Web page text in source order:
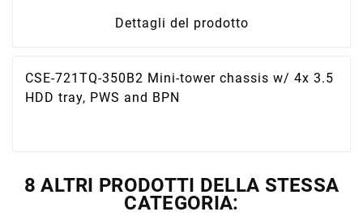
Dettagli del prodotto
CSE-721TQ-350B2 Mini-tower chassis w/ 4x 3.5
HDD tray, PWS and BPN
8 ALTRI PRODOTTI DELLA STESSA
CATEGORIA: